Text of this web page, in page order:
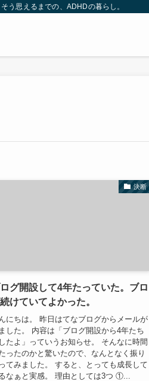
う思えるまでの、ADHDの暮らし。
決断
グ開設して4年たっていた。ブロ
けていてよかった。
にちは。 昨日はてなブログからメールが
した。 内容は「ブログ開設から4年たち
たよ」っていうお知らせ。 そんなに時間
ったのかと驚いたので、なんとなく振り
てみました。 すると、とっても成長して
なぁと実感。 理由としては3つ ①...